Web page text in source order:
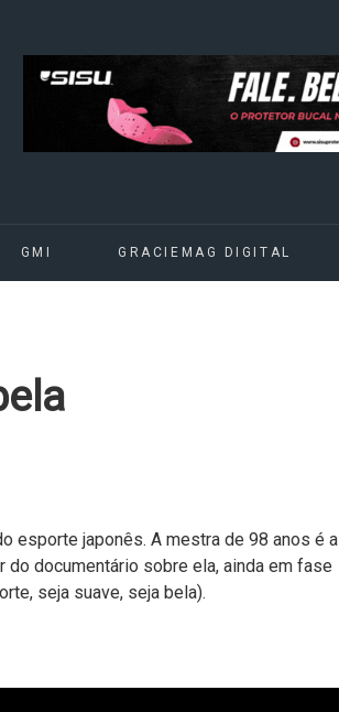
GMI GRACIEMAG DIGITAL
esporte japonês. A mestra de 98 anos é a
documentário sobre ela, ainda em fase
seja suave, seja bela).